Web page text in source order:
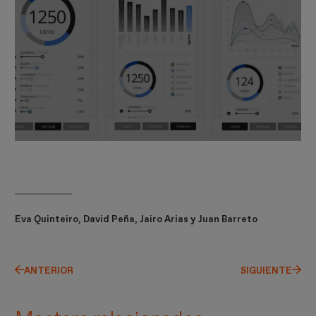
Eva Quinteiro, David Peña, Jairo Arias y Juan Barreto
ANTERIOR SIGUIENTE